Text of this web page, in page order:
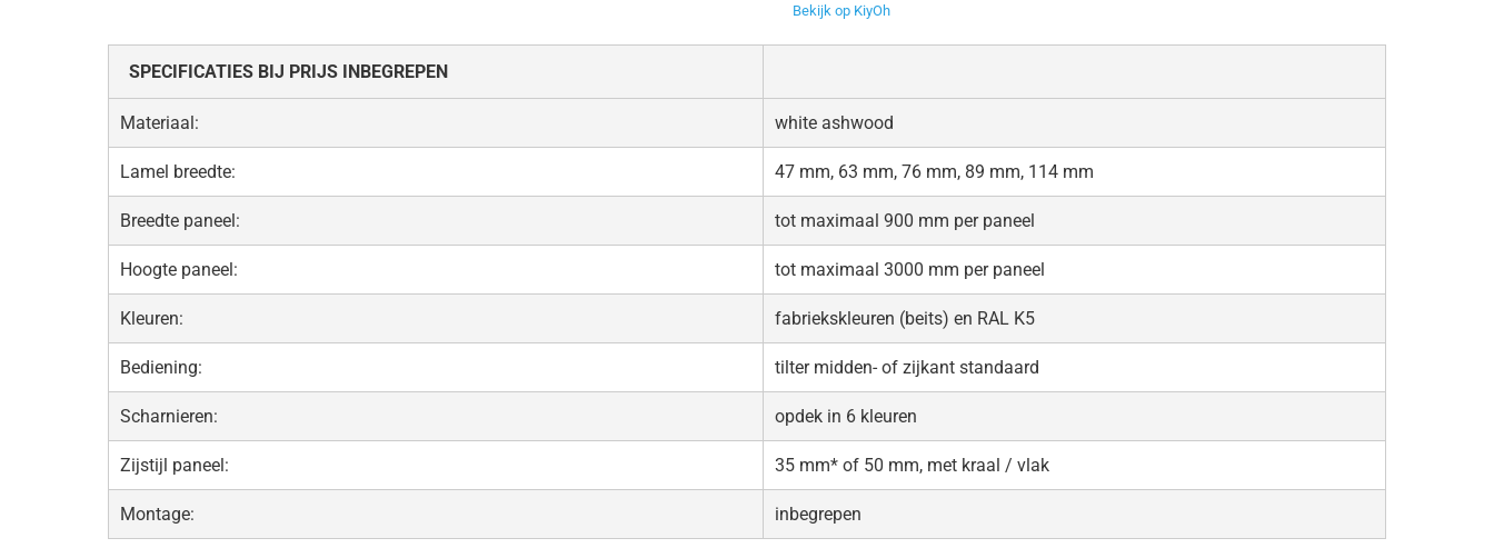
Bekijk op KiyOh
SPECIFICATIES BIJ PRIJS INBEGREPEN
Materiaal: white ashwood
Lamel breedte: 47 mm, 63 mm, 76 mm, 89 mm, 114 mm
Breedte paneel: tot maximaal 900 mm per paneel
Hoogte paneel: tot maximaal 3000 mm per paneel
Kleuren: fabriekskleuren (beits) en RAL K5
Bediening: tilter midden- of zijkant standaard
Scharnieren: opdek in 6 kleuren
Zijstijl paneel: 35 mm* of 50 mm, met kraal / vlak
Montage: inbegrepen